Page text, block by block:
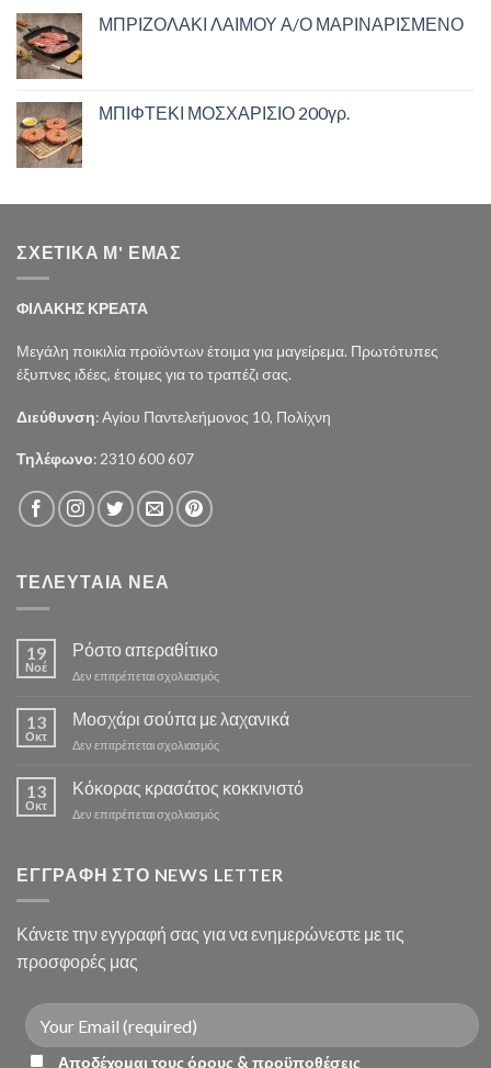
ΜΠΡΙΖΟΛΑΚΙ ΛΑΙΜΟΥ Α/Ο ΜΑΡΙΝΑΡΙΣΜΕΝΟ
ΜΠΙΦΤΕΚΙ ΜΟΣΧΑΡΙΣΙΟ 200γρ.
ΣΧΕΤΙΚΑ Μ' ΕΜΑΣ
ΦΙΛΑΚΗΣ ΚΡΕΑΤΑ
Μεγάλη ποικιλία προϊόντων έτοιμα για μαγείρεμα. Πρωτότυπες
έξυπνες ιδέες, έτοιμες για το τραπέζι σας.
Διεύθυνση: Αγίου Παντελεήμονος 10, Πολίχνη
Τηλέφωνο: 2310 600 607
ΤΕΛΕΥΤΑΙΑ ΝΕΑ
19
Νοέ
Ρόστο απεραθίτικο
Δεν επιτρέπεται σχολιασμόςστο
απεραθίτικο
13
Οκτ
Μοσχάρι σούπα με λαχανικά
Δεν επιτρέπεται σχολιασμόςστο
με
λαχανικά
13
Οκτ
Κόκορας κρασάτος κοκκινιστό
Δεν επιτρέπεται σχολιασμόςστο
κοκκινιστό
ΕΓΓΡΑΦΗ ΣΤΟ NEWS LETTER
Κάνετε την εγγραφή σας για να ενημερώνεστε με τις
προσφορές μας
Αποδέχομαι τους όρους & προϋποθέσεις